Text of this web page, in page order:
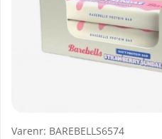
Varenr: BAREBELLS6574